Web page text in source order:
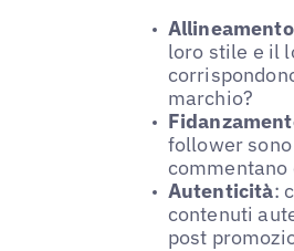
Allineamento
loro stile e il
marchio?
follower
commentano
Autenticità:
contenuti
post